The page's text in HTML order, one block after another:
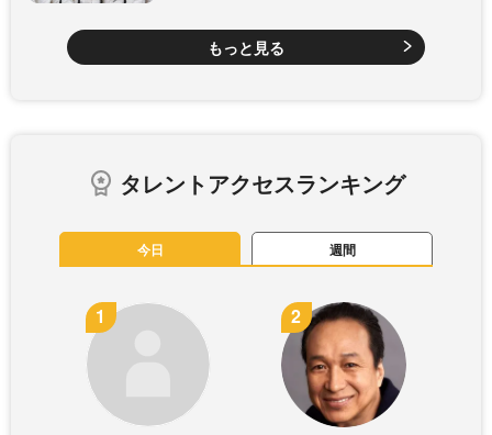
もっと見る
タレントアクセスランキング
今日 週間